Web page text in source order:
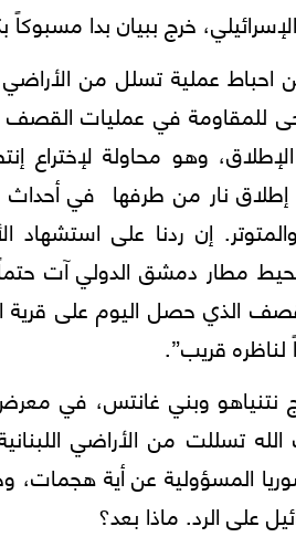
الإسرائيلي، خرج ببيان بدا
عملية تسلل من الأراضي
في عمليات القصف
وهو محاولة لإختراع
إطلاق نار من طرفها في
إن ردنا على
مطار دمشق الدولي آت
الذي حصل اليوم على قرية
قريب”.
وبني غانتس، في معرض
تسللت من الأراضي
المسؤولية عن أية
على الرد. ماذا بعد؟